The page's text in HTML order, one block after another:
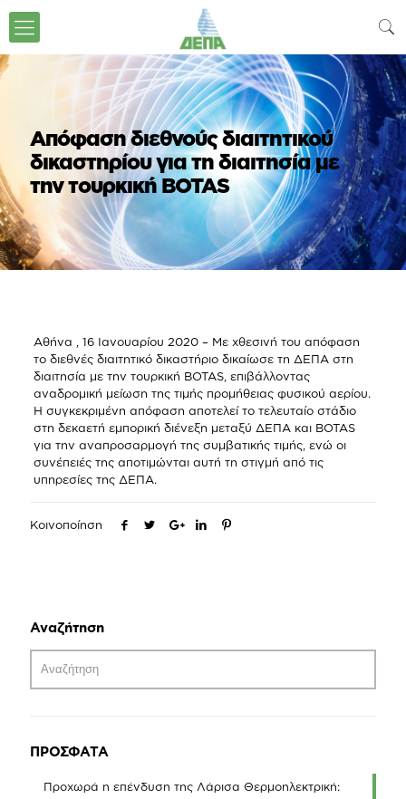
Απόφαση διεθνούς διαιτητικού
δικαστηρίου για τη διαιτησία με
την τουρκική BOTAS
Αθήνα , 16 Ιανουαρίου 2020 – Με χθεσινή του απόφαση
το διεθνές διαιτητικό δικαστήριο δικαίωσε τη ΔΕΠΑ στη
διαιτησία με την τουρκική BOTAS, επιβάλλοντας
αναδρομική μείωση της τιμής προμήθειας φυσικού αερίου.
Η συγκεκριμένη απόφαση αποτελεί το τελευταίο στάδιο
στη δεκαετή εμπορική διένεξη μεταξύ ΔΕΠΑ και BOTAS
για την αναπροσαρμογή της συμβατικής τιμής, ενώ οι
συνέπειές της αποτιμώνται αυτή τη στιγμή από τις
υπηρεσίες της ΔΕΠΑ.
Κοινοποίηση
Αναζήτηση
ΠΡΟΣΦΑΤΑ
Προχωρά η επένδυση της Λάρισα Θερμοηλεκτρική: